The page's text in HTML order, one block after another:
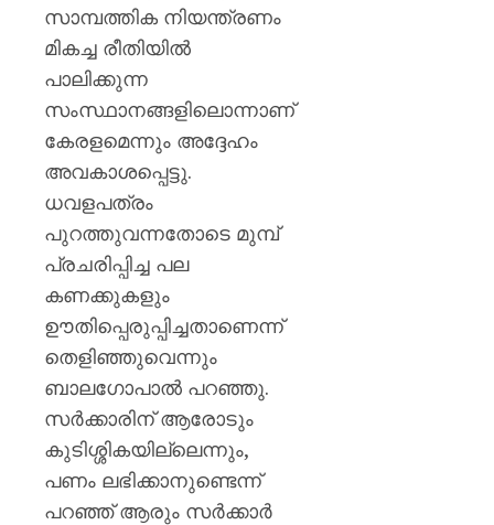
സാമ്പത്തിക നിയന്ത്രണം
മികച്ച രീതിയിൽ
പാലിക്കുന്ന
സംസ്ഥാനങ്ങളിലൊന്നാണ്
കേരളമെന്നും അദ്ദേഹം
അവകാശപ്പെട്ടു.
ധവളപത്രം
പുറത്തുവന്നതോടെ മുമ്പ്
പ്രചരിപ്പിച്ച പല
കണക്കുകളും
ഊതിപ്പെരുപ്പിച്ചതാണെന്ന്
തെളിഞ്ഞുവെന്നും
ബാലഗോപാൽ പറഞ്ഞു.
സർക്കാരിന് ആരോടും
കുടിശ്ശികയില്ലെന്നും,
പണം ലഭിക്കാനുണ്ടെന്ന്
പറഞ്ഞ് ആരും സർക്കാർ